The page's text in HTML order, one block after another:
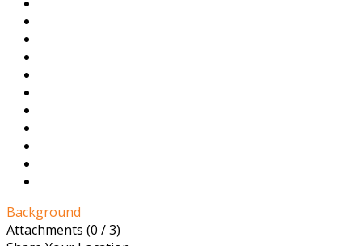
Background
Attachments (0 / 3)